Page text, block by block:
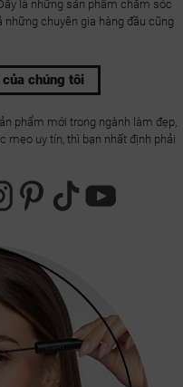
là những sản phẩm chăm sóc
chuyên gia hàng đầu cũng
chúng tôi
phẩm mới trong ngành làm đẹp,
uy tín, thì bạn nhất định phải